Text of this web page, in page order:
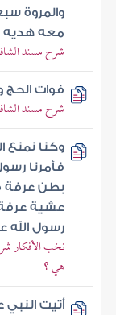
والمروة
معه هديه
شرح مسند
فوات الحج
شرح مسند
وكنا نمنع
فأمرنا
بطن عرفة
عشية
رسول الله
نخب الأفكار
هي ؟
أتيت